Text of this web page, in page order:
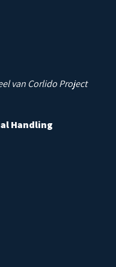
van Corlido Project
Handling